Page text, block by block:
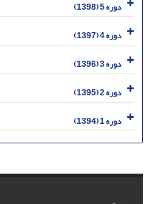
دوره 5 (1398)
دوره 4 (1397)
دوره 3 (1396)
دوره 2 (1395)
دوره 1 (1394)